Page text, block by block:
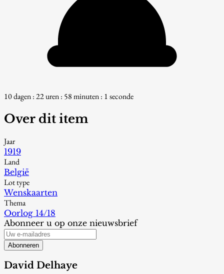
10 dagen : 22 uren : 57 minuten : 59 seconden
Over dit item
Jaar
1919
Land
België
Lot type
Wenskaarten
Thema
Oorlog 14/18
Abonneer u op onze nieuwsbrief
Abonneren
David Delhaye